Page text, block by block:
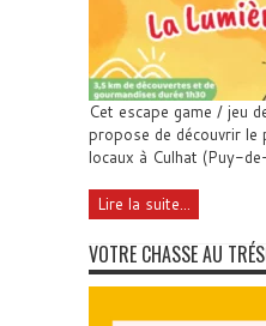
Cet escape game / jeu
propose de découvrir
locaux à Culhat (Puy-
Lire la suite...
VOTRE CHASSE AU